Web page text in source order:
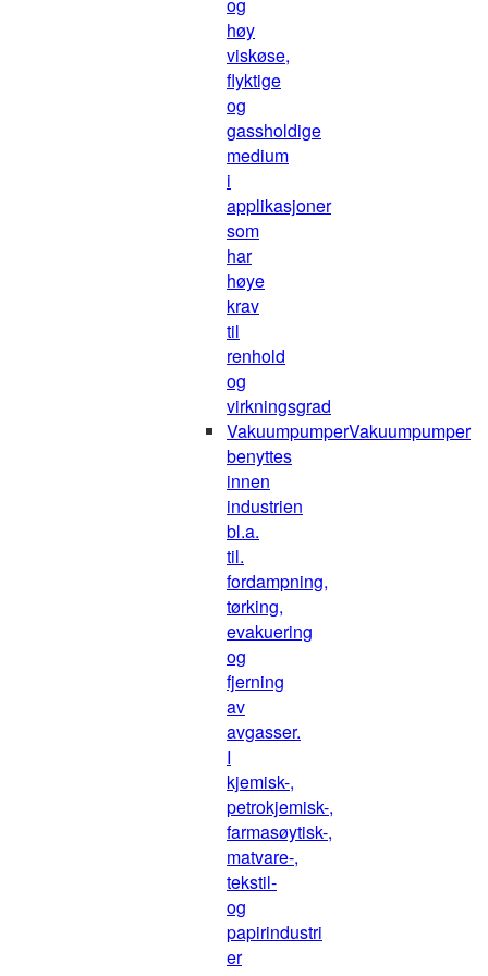
høy
viskøse,
flyktige
og
gassholdige
medium
i
applikasjoner
som
har
høye
krav
til
renhold
og
virkningsgrad
VakuumpumperVakuumpumper
benyttes
innen
industrien
bl.a.
til.
fordampning,
tørking,
evakuering
og
fjerning
av
avgasser.
I
kjemisk-,
petrokjemisk-,
farmasøytisk-,
matvare-,
tekstil-
og
papirindustri
er